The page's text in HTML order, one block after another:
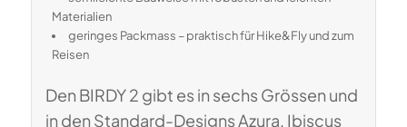
Materialien
geringes Packmass – praktisch für Hike&Fly und zum
Reisen
Den BIRDY 2 gibt es in sechs Grössen und
in den Standard-Designs Azura, Ibiscus